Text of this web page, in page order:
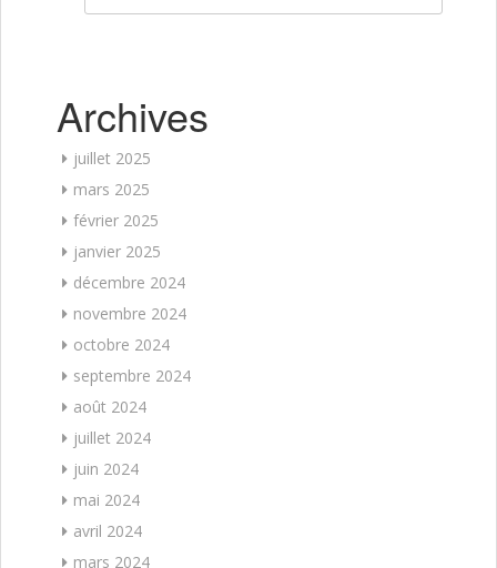
Archives
juillet 2025
mars 2025
février 2025
janvier 2025
décembre 2024
novembre 2024
octobre 2024
septembre 2024
août 2024
juillet 2024
juin 2024
mai 2024
avril 2024
mars 2024